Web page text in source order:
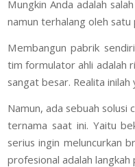
Mungkin Anda adalah
namun terhalang oleh satu
Membangun pabrik
tim formulator ahli adalah
sangat besar. Realita
Namun, ada sebuah solusi
ternama saat ini. Yaitu
serius ingin meluncurkan
profesional adalah